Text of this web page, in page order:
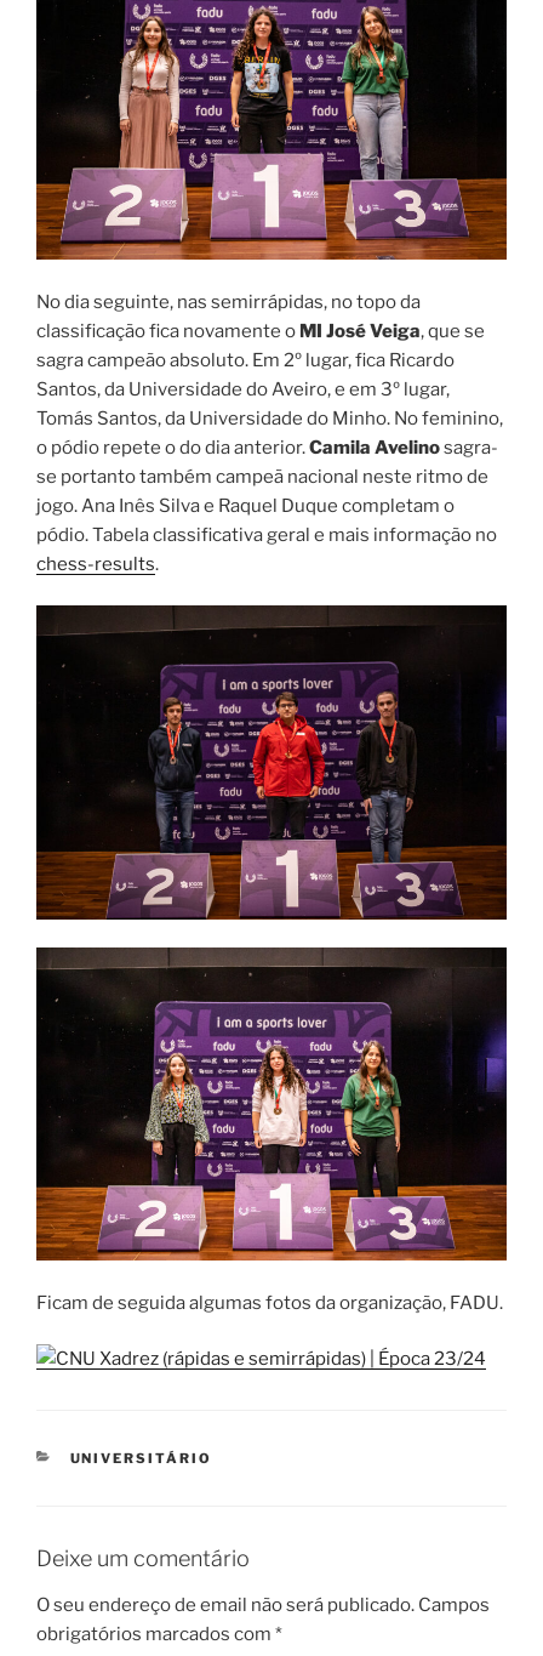
No dia seguinte, nas semirrápidas, no topo da
classificação fica novamente o MI José Veiga, que se
sagra campeão absoluto. Em 2º lugar, fica Ricardo
Santos, da Universidade do Aveiro, e em 3º lugar,
Tomás Santos, da Universidade do Minho. No feminino,
o pódio repete o do dia anterior.Camila Avelinosagra-
se portanto também campeã nacional neste ritmo de
jogo. Ana Inês Silva e Raquel Duque completam o
pódio. Tabela classificativa geral e mais informação no
chess-results.
Ficam de seguida algumas fotos da organização, FADU.
CATEGORIAS
UNIVERSITÁRIO
Deixe um comentário
O seu endereço de email não será publicado. Campos
obrigatórios marcados com *